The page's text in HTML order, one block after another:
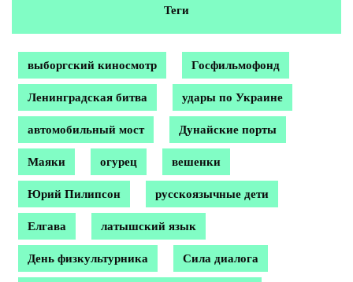
Теги
выборгский киносмотр Госфильмофонд
Ленинградская битва удары по Украине
автомобильный мост Дунайские порты
Маяки огурец вешенки
Юрий Пилипсон русскоязычные дети
Елгава латышский язык
День физкультурника Сила диалога